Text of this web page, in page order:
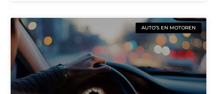
AUTO’S EN MOTOREN